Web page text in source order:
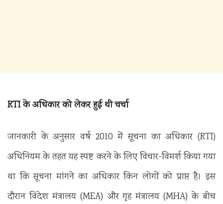
RTI के अधिकार को लेकर हुई थी चर्चा
जानकारी के अनुसार वर्ष 2010 में सूचना का अधिकार (RTI)
अधिनियम के तहत यह स्पष्ट करने के लिए विचार-विमर्श किया गया
था कि सूचना मांगने का अधिकार किन लोगों को प्राप्त है। इस
दौरान विदेश मंत्रालय (MEA) और गृह मंत्रालय (MHA) के बीच